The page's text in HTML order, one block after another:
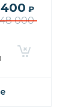
48 000
₽